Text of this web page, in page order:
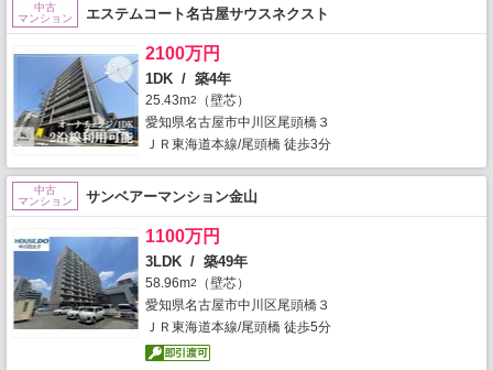
中古
マンション
エステムコート名古屋サウスネクスト
2100万円
1DK / 築4年
25.43m2
（壁芯）
愛知県名古屋市中川区尾頭橋３
ＪＲ東海道本線/尾頭橋 徒歩3分
中古
マンション
サンベアーマンション金山
1100万円
3LDK / 築49年
58.96m2
（壁芯）
愛知県名古屋市中川区尾頭橋３
ＪＲ東海道本線/尾頭橋 徒歩5分